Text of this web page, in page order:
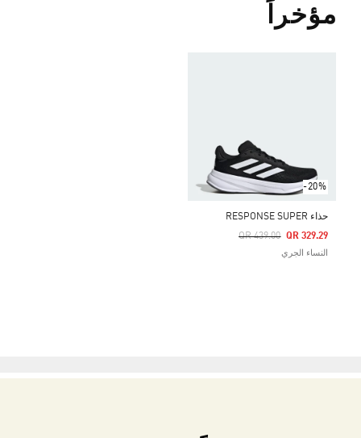
مؤخراً
-20%
حذاء RESPONSE SUPER
Price Reduced From
QR 439.00
To QR 329.29
النساء الجري